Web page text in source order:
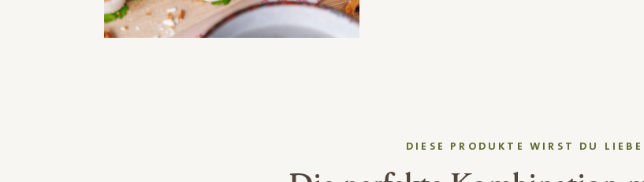
DIESE PRODUKTE WIRST DU